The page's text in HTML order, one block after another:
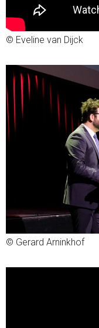
© Eveline van Dijck
© Gerard Arninkhof